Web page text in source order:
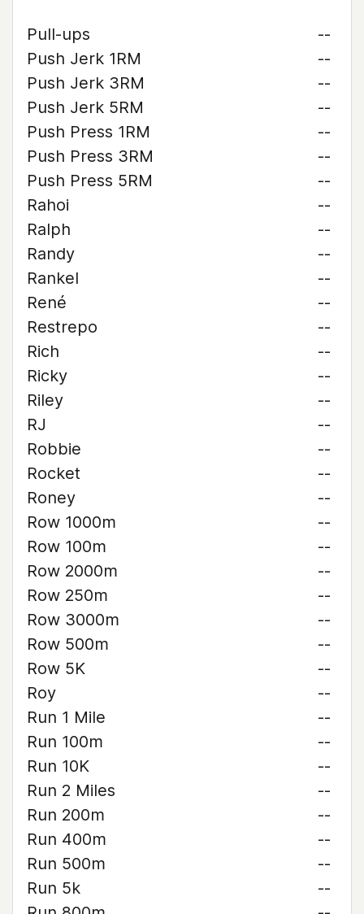
Pull-ups
--
Push Jerk 1RM
--
Push Jerk 3RM
--
Push Jerk 5RM
--
Push Press 1RM
--
Push Press 3RM
--
Push Press 5RM
--
Rahoi
--
Ralph
--
Randy
--
Rankel
--
René
--
Restrepo
--
Rich
--
Ricky
--
Riley
--
RJ
--
Robbie
--
Rocket
--
Roney
--
Row 1000m
--
Row 100m
--
Row 2000m
--
Row 250m
--
Row 3000m
--
Row 500m
--
Row 5K
--
Roy
--
Run 1 Mile
--
Run 100m
--
Run 10K
--
Run 2 Miles
--
Run 200m
--
Run 400m
--
Run 500m
--
Run 5k
--